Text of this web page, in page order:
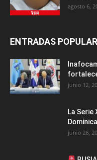
agosto 6,
ENTRADAS
junio 12,
La Serie
junio 26,